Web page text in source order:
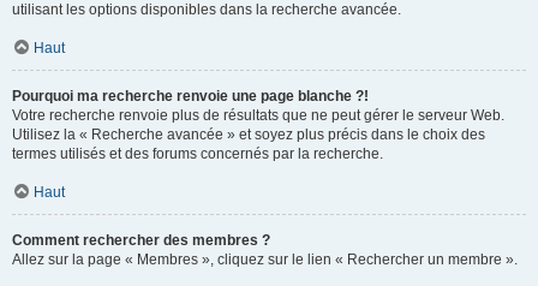
utilisant les options disponibles dans la recherche avancée.
Haut
Pourquoi ma recherche renvoie une page blanche ?!
Votre recherche renvoie plus de résultats que ne peut gérer le serveur Web.
Utilisez la « Recherche avancée » et soyez plus précis dans le choix des
termes utilisés et des forums concernés par la recherche.
Haut
Comment rechercher des membres ?
Allez sur la page « Membres », cliquez sur le lien « Rechercher un membre ».